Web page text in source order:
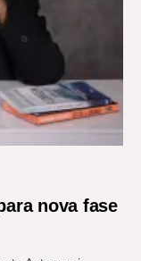
nova fase